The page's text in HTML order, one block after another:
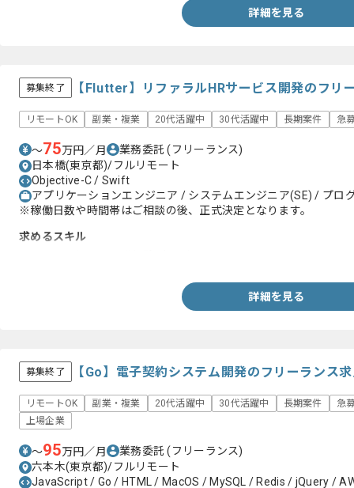
詳細を見る
募集終了 【Flutter】リファラルHRサービス開発のフリ
リモートOK 副業・複業 20代活躍中 30代活躍中 長期案件 急
〜75万円／月 業務委託(フリーランス)
日本橋(東京都)/フルリモート
Objective-C / Swift
アプリケーションエンジニア / システムエンジニア(SE) / プロ
※稼働日数や時間帯はご相談の後、正式決定となります。
求めるスキル
詳細を見る
募集終了 【Go】電子契約システム開発のフリーランス
リモートOK 副業・複業 20代活躍中 30代活躍中 長期案件
急
上場企業
〜95万円／月 業務委託(フリーランス)
六本木(東京都)/フルリモート
JavaScript / Go / HTML / MacOS / MySQL / Redis / jQuery /